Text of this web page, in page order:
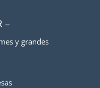
–
y grandes